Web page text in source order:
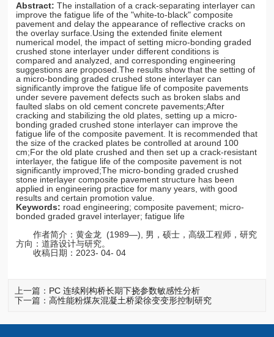
Abstract:The installation of a crack-separating interlayer can
improve the fatigue life of the "white-to-black" composite
pavement and delay the appearance of reflective cracks on
the overlay surface.Using the extended finite element
numerical model, the impact of setting micro-bonding graded
crushed stone interlayer under different conditions is
compared and analyzed, and corresponding engineering
suggestions are proposed.The results show that the setting of
a micro-bonding graded crushed stone interlayer can
significantly improve the fatigue life of composite pavements
under severe pavement defects such as broken slabs and
faulted slabs on old cement concrete pavements;After
cracking and stabilizing the old plates, setting up a micro-
bonding graded crushed stone interlayer can improve the
fatigue life of the composite pavement. It is recommended that
the size of the cracked plates be controlled at around 100
cm;For the old plate crushed and then set up a crack-resistant
interlayer, the fatigue life of the composite pavement is not
significantly improved;The micro-bonding graded crushed
stone interlayer composite pavement structure has been
applied in engineering practice for many years, with good
results and certain promotion value.
Keywords: road engineering; composite pavement; micro-
bonded graded gravel interlayer; fatigue life
作者简介：黄金龙 (1989—), 男，硕士，高级工程师，研究
方向：道路设计与研究。
收稿日期：2023- 04- 04
上一篇： PC 连续刚构桥长期下挠参数敏感性分析
下一篇：高性能粉煤灰混凝土桥梁徐变变形控制研究